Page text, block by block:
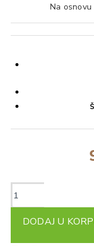
Na osnovu
DODAJ U